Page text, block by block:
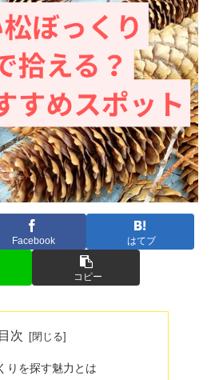
Facebook はてブ
コピー
目次
りを探す魅力とは